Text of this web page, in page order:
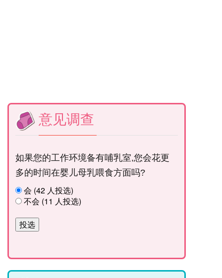
意见调查
如果您的工作环境备有哺乳室,您会花更
多的时间在婴儿母乳喂食方面吗?
会 (42 人投选)
不会 (11 人投选)